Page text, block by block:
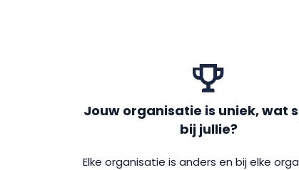
Jouw organisatie is uniek, wat
bij jullie?
Elke organisatie is anders en bij elke